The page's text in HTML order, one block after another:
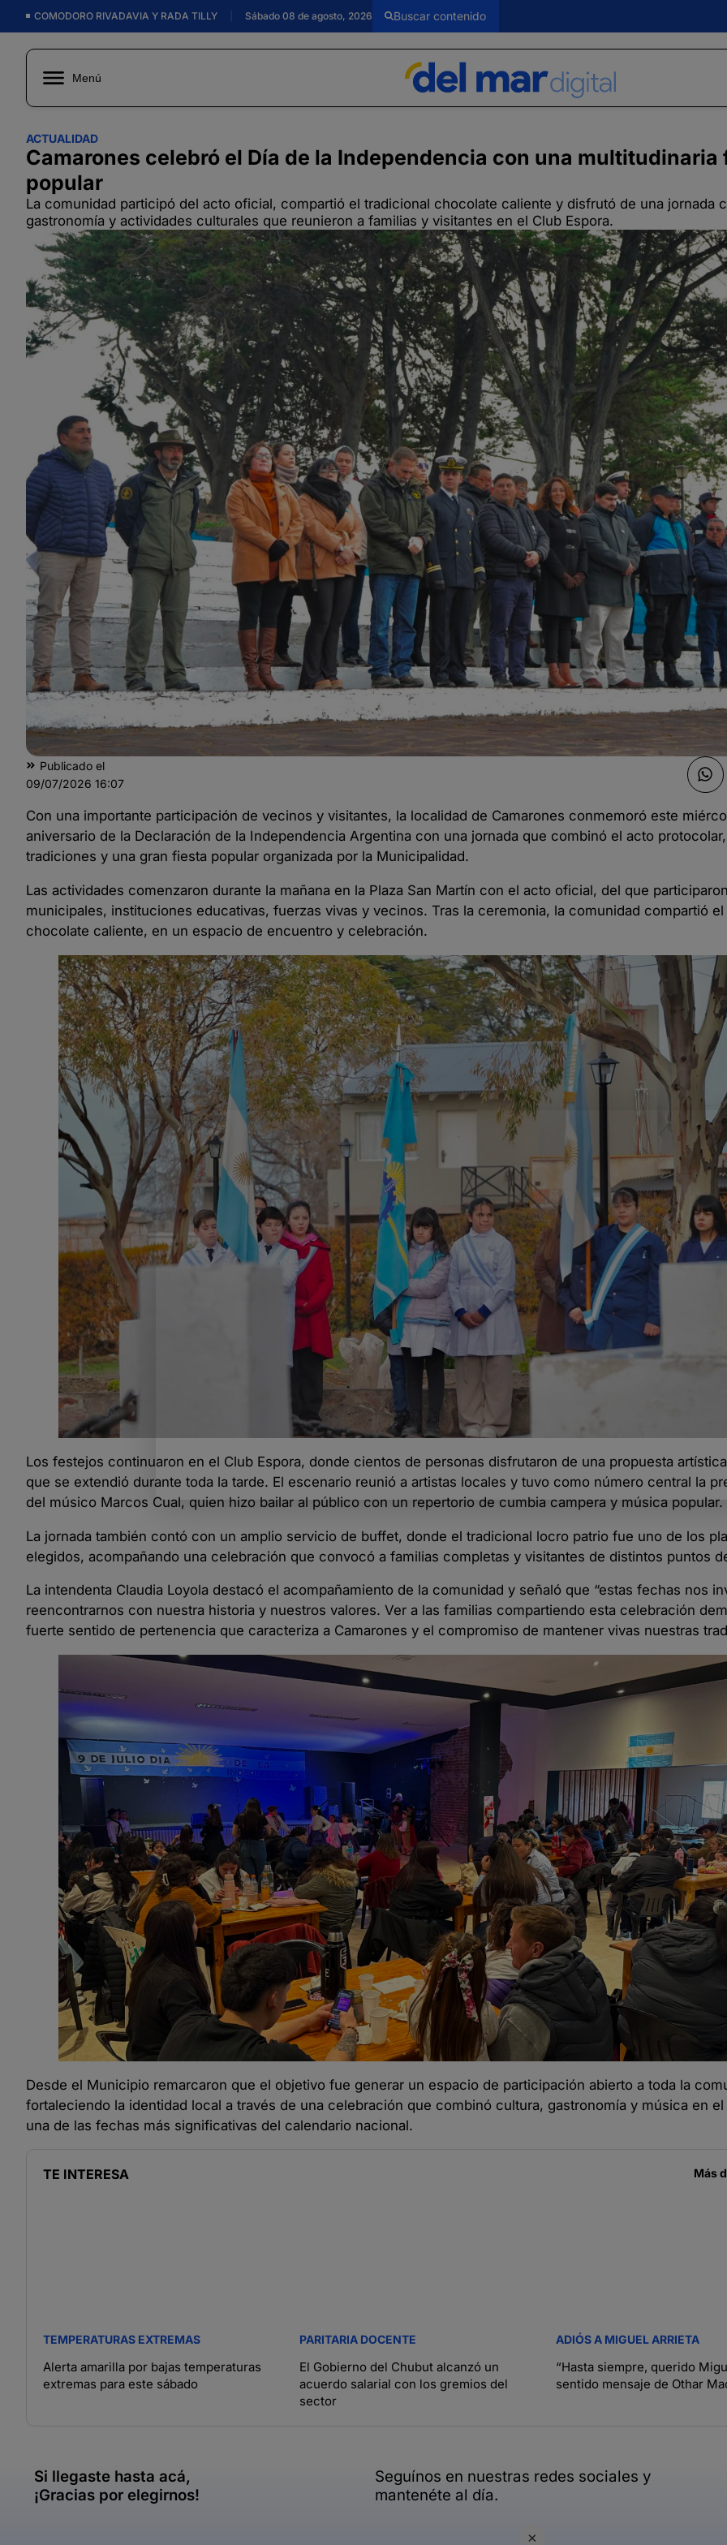
COMODORO RIVADAVIA Y RADA TILLY Sábado 08 de agosto, 2026
Menú
×
ACTUALIDAD
Camarones celebró el Día de la Independencia con una multitudinaria
popular
La comunidad participó del acto oficial, compartió el tradicional chocolate caliente y disfrutó de una jornada
gastronomía y actividades culturales que reunieron a familias y visitantes en el Club Espora.
Publicado el
09/07/2026 16:07
Con una importante participación de vecinos y visitantes, la localidad de Camarones conmemoró este
aniversario de la Declaración de la Independencia Argentina con una jornada que combinó el acto
tradiciones y una gran fiesta popular organizada por la Municipalidad.
Las actividades comenzaron durante la mañana en la Plaza San Martín con el acto oficial, del que
municipales, instituciones educativas, fuerzas vivas y vecinos. Tras la ceremonia, la comunidad compartió
chocolate caliente, en un espacio de encuentro y celebración.
Los festejos continuaron en el Club Espora, donde cientos de personas disfrutaron de una propuesta
que se extendió durante toda la tarde. El escenario reunió a artistas locales y tuvo como número central la
del músico Marcos Cual, quien hizo bailar al público con un repertorio de cumbia campera y música popular.
La jornada también contó con un amplio servicio de buffet, donde el tradicional locro patrio fue uno de los
elegidos, acompañando una celebración que convocó a familias completas y visitantes de distintos puntos
La intendenta Claudia Loyola destacó el acompañamiento de la comunidad y señaló que “estas fechas nos
reencontrarnos con nuestra historia y nuestros valores. Ver a las familias compartiendo esta celebración
fuerte sentido de pertenencia que caracteriza a Camarones y el compromiso de mantener vivas nuestras
Desde el Municipio remarcaron que el objetivo fue generar un espacio de participación abierto a toda la
fortaleciendo la identidad local a través de una celebración que combinó cultura, gastronomía y música en
una de las fechas más significativas del calendario nacional.
TE INTERESA Más
TEMPERATURAS EXTREMAS
Alerta amarilla por bajas temperaturas
extremas para este sábado
PARITARIA DOCENTE
El Gobierno del Chubut alcanzó un
acuerdo salarial con los gremios del
sector
ADIÓS A MIGUEL ARRIETA
“Hasta siempre, querido
sentido mensaje de Othar
Si llegaste hasta acá,
¡Gracias por elegirnos!
Seguínos en nuestras redes sociales y
mantenéte al día.